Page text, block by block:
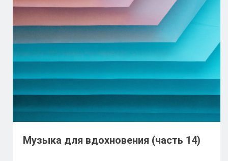
Музыка для вдохновения (часть 14)